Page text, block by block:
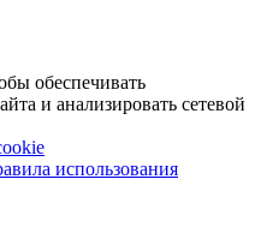
обеспечивать
и анализировать сетевой
использования